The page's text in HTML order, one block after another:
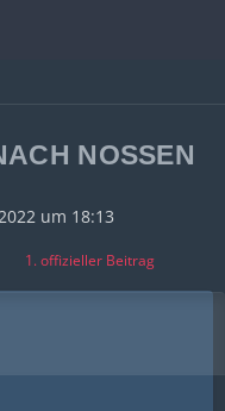
NOSSEN
um 18:13
1. offizieller Beitrag